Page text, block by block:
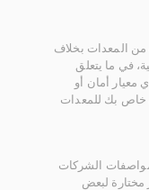
من المعدات بخلاف
في ما يتعلق
معيار أمان أو
خاص بك للمعدات
الشركات
مختارة لبعض